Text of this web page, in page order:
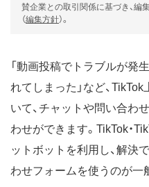
賛企業との取引関係に基づき、編
（編集方針）。
「動画投稿でトラブルが発
れてしまった」など、
いて、チャットや問い合わ
わせができます。TikTok・
ットボットを利用し、解決
わせフォームを使うのが一